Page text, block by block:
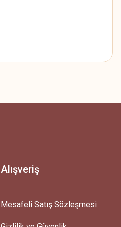
Alışveriş
Mesafeli Satış Sözleşmesi